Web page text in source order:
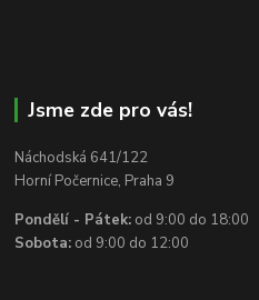
Jsme zde pro vás!
Náchodská 641/122
Horní Počernice, Praha 9
Pondělí - Pátek: od 9:00 do 18:00
Sobota: od 9:00 do 12:00